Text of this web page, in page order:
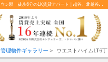
ウエストハイムLT6丁目 JR武蔵野線 越谷レイクタウン駅 徒歩6分の1K賃貸アパート | 越谷、北越谷の不動産のことならセンチュリー21マルヨシ
管理物件ギャラリー > ウエストハイムLT6